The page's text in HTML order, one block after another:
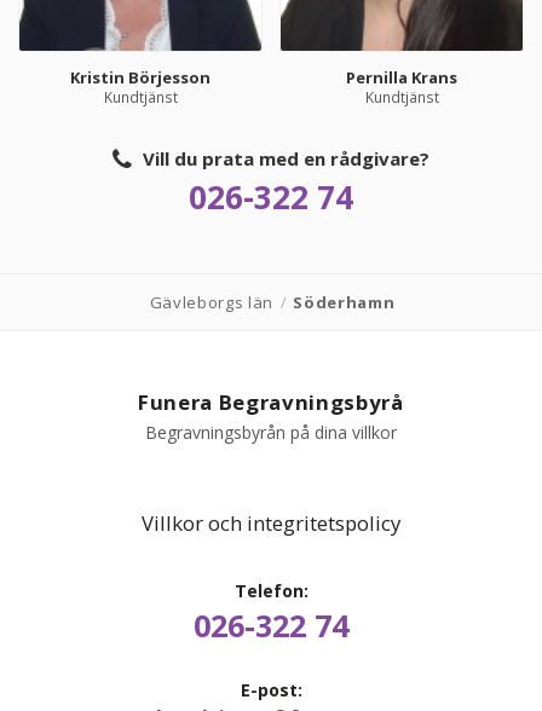
Kristin Börjesson
Kundtjänst
Pernilla Krans
Kundtjänst
Vill du prata med en rådgivare?
026-322 74
Gävleborgs län / Söderhamn
Funera Begravningsbyrå
Begravningsbyrån på dina villkor
Villkor och integritetspolicy
Telefon:
026-322 74
E-post: